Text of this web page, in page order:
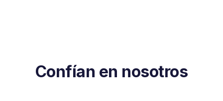
Confían en nosotros